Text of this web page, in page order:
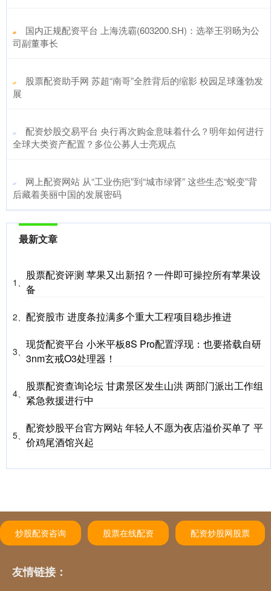
​国内正规配资平台 上海洗霸(603200.SH)：选举王羽旸为公
司副董事长
​股票配资助手网 苏超“南哥”全胜背后的缩影 校园足球蓬勃发
展
​配资炒股交易平台 央行再次购金意味着什么？明年如何进行
全球大类资产配置？多位公募人士亮观点
​网上配资网站 从“工业伤疤”到“城市绿肾” 这些生态“蜕变”背
后藏着美丽中国的发展密码
最新文章
1、
股票配资评测 苹果又出新招？一件即可操控所有苹果设
备
2、 配资股市 进度条拉满多个重大工程项目稳步推进
3、
现货配资平台 小米平板8S Pro配置浮现：也要搭载自研
3nm玄戒O3处理器！
4、
股票配资查询论坛 甘肃景区发生山洪 两部门派出工作组
紧急救援进行中
5、
配资炒股平台官方网站 年轻人不愿为夜店溢价买单了 平
价鸡尾酒馆兴起
炒股配资咨询 股票在线配资 配资炒股网股票
友情链接：